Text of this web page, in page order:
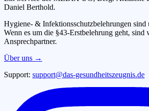
Daniel Berthold.
Hygiene- & Infektionsschutzbelehrungen sind
Wenn es um die §43-Erstbelehrung geht, sind
Ansprechpartner.
Über uns →
Support: support@das-gesundheitszeugnis.de